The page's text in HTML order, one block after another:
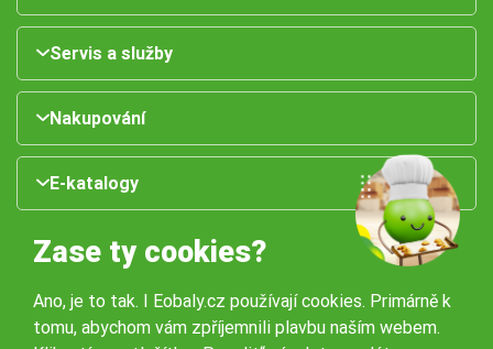
Servis a služby
Nakupování
E-katalogy
Zase ty cookies?
Ano, je to tak. I Eobaly.cz používají cookies. Primárně k
tomu, abychom vám zpříjemnili plavbu naším webem.